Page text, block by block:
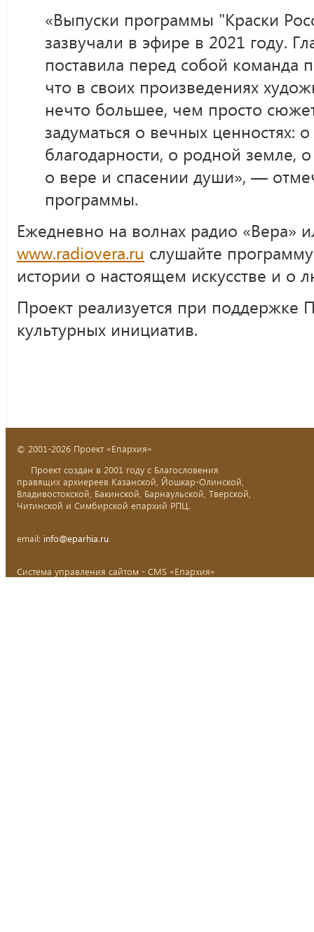
«Выпуски программы "Краски
зазвучали в эфире в 2021 году.
поставила перед собой команда
что в своих произведениях
нечто большее, чем просто
задуматься о вечных ценностях:
благодарности, о родной земле,
о вере и спасении души», —
программы.
Ежедневно на волнах радио «Вера»
www.radiovera.ru слушайте
истории о настоящем искусстве и о
Проект реализуется при поддержке
культурных инициатив.
© 2001-2026 Проект «Епархия»
Проект создан в 2001 году с Благословения
правящих архиереев Казанской, Йошкар-Олинской,
Владивостокской, Бакинской, Барнаульской, Тверской,
Читинской и Симбирской епархий РПЦ.
email: info@eparhia.ru
Система управления сайтом - CMS «Епархия»